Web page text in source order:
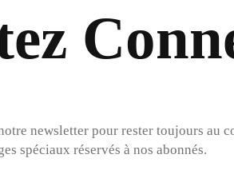
newsletter pour rester toujours au
spéciaux réservés à nos abonnés.